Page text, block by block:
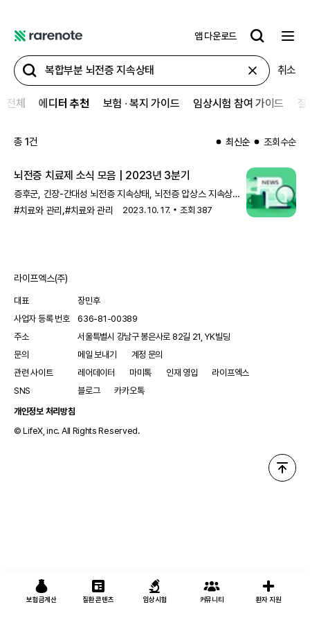
어
노
트
앱 다운로드
보험금계산 질환 콘텐츠 임상시험 커뮤니티 환자 지원
취소
전체 에디터 추천 보험 ∙ 복지 가이드 임상시험 참여 가이드 질
총1건 최신순 조회수순
뇌전증 치료제 소식 모음 | 2023년 3분기
증후군, 긴장-간대성 뇌전증 지속상태, 뇌전증 압상스 지속상태,
뇌전증 지속상태, 대발작 뇌전증 지속상태,복합부분 뇌전증
#치료와 관리 ,#치료와 관리 2023. 10. 17. 조회 387
라이프엑스(주)
대표
장민후
사업자 등록 번호
636-81-00389
주소
서울특별시 강남구 봉은사로 82길 21, YK빌딩
문의
메일 보내기
계정 문의
관련 사이트
레어데이터 마미톡 인재 영입
라이프엑스
SNS
블로그
카카오톡
개인정보 처리방침
© LifeX, inc. All Rights Reserved.